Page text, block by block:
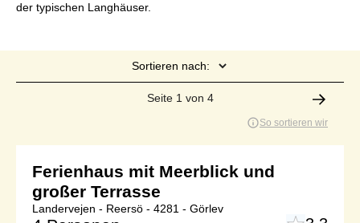
der typischen Langhäuser.
Sortieren nach:
Seite 1 von 4
So sortieren wir
Ferienhaus mit Meerblick und
großer Terrasse
Landervejen - Reersö - 4281 - Görlev